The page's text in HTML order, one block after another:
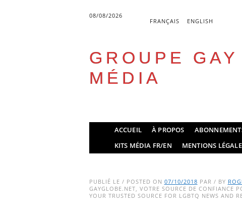
08/08/2026
FRANÇAIS ENGLISH
GROUPE
MÉDIA
Main menu
ACCUEIL À PROPOS
KITS MÉDIA FR/EN
MENTIONS
PUBLIÉ LE / POSTED ON 07/10/2018 PAR / BY
GAYGLOBE.NET, VOTRE SOURCE DE CONFIANCE
YOUR TRUSTED SOURCE FOR LGBTQ NEWS AND